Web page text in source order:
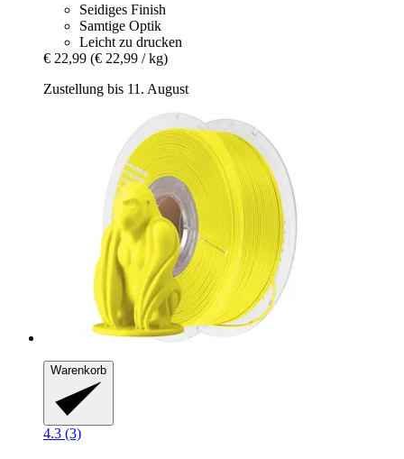
Seidiges Finish
Samtige Optik
Leicht zu drucken
€ 22,99 (€ 22,99 / kg)
Zustellung bis 11. August
Warenkorb
4.3 (3)